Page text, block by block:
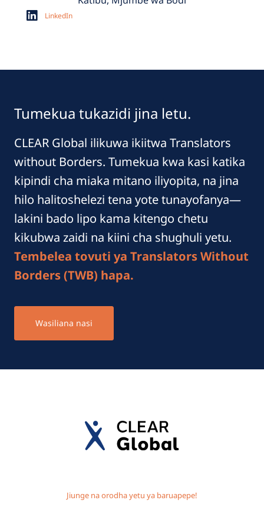
LinkedIn
Tumekua tukazidi jina letu.
CLEAR Global ilikuwa ikiitwa Translators
without Borders. Tumekua kwa kasi katika
kipindi cha miaka mitano iliyopita, na jina
hilo halitoshelezi tena yote tunayofanya—
lakini bado lipo kama kitengo chetu
kikubwa zaidi na kiini cha shughuli yetu.
Tembelea tovuti ya Translators Without
Borders (TWB) hapa.
Wasiliana nasi
Jiunge na orodha yetu ya baruapepe!